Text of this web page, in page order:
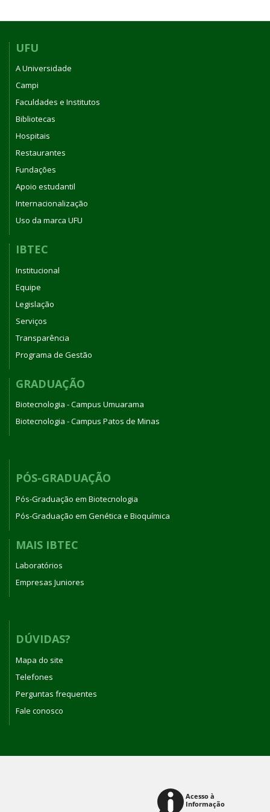
UFU
A Universidade
Campi
Faculdades e Institutos
Bibliotecas
Hospitais
Restaurantes
Fundações
Apoio estudantil
Internacionalização
Uso da marca UFU
IBTEC
Institucional
Equipe
Legislação
Serviços
Transparência
Programa de Gestão
GRADUAÇÃO
Biotecnologia - Campus Umuarama
Biotecnologia - Campus Patos de Minas
PÓS-GRADUAÇÃO
Pós-Graduação em Biotecnologia
Pós-Graduação em Genética e Bioquímica
MAIS IBTEC
Laboratórios
Empresas Juniores
DÚVIDAS?
Mapa do site
Telefones
Perguntas frequentes
Fale conosco